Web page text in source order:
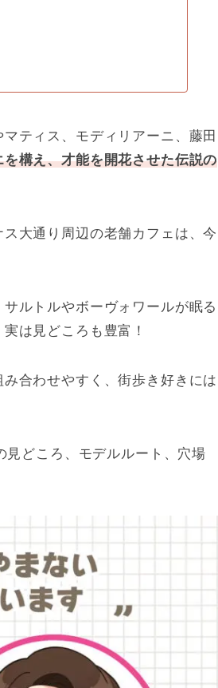
ティス、モディリアーニ、藤田
構え、才能を開花させた伝説の
大通り周辺の老舗カフェは、今
ルトルやボーヴォワールが眠る
は見どころも豊富！
み合わせやすく、街歩き好きには
見どころ、モデルルート、穴場